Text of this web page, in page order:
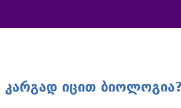
კარგად იცით